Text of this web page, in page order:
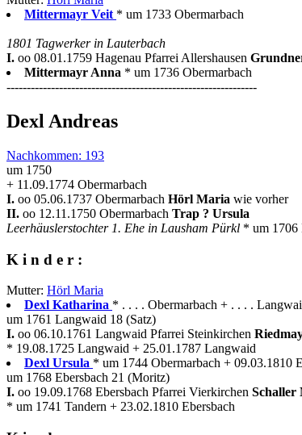
Mittermayr Veit * um 1733 Obermarbach
1801 Tagwerker in Lauterbach
I. oo 08.01.1759 Hagenau Pfarrei Allershausen
Mittermayr Anna * um 1736 Obermarbach
--------------------------------------------------------------
Dexl Andreas
Nachkommen: 193
um 1750
+ 11.09.1774 Obermarbach
I. oo 05.06.1737 Obermarbach Hörl Maria wie vorher
II. oo 12.11.1750 Obermarbach Trap ? Ursula
Leerhäuslerstochter 1. Ehe in Lausham Pürkl * um 1706
K i n d e r :
Mutter: Hörl Maria
Dexl Katharina * . . . . Obermarbach + . . . .
um 1761 Langwaid 18 (Satz)
I. oo 06.10.1761 Langwaid Pfarrei Steinkirchen
* 19.08.1725 Langwaid + 25.01.1787 Langwaid
Dexl Ursula * um 1744 Obermarbach + 09.03.1810
um 1768 Ebersbach 21 (Moritz)
I. oo 19.09.1768 Ebersbach Pfarrei Vierkirchen Schaller
* um 1741 Tandern + 23.02.1810 Ebersbach